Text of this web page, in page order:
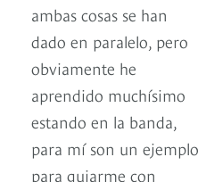
ambas cosas se han
dado en paralelo, pero
obviamente he
aprendido muchísimo
estando en la banda,
para mí son un ejemplo
para guiarme con